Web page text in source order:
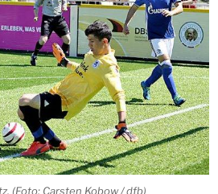
(Foto: Carsten Kobow / dfb)